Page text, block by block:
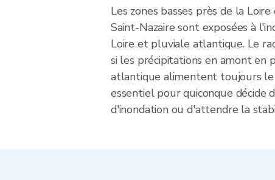
Les zones basses près de la
Saint-Nazaire sont exposées à
Loire et pluviale atlantique. Le
si les précipitations en amont en
atlantique alimentent toujours
essentiel pour quiconque décide
d'inondation ou d'attendre la